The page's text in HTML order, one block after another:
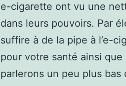
e-cigarette ont vu une
dans leurs pouvoirs. Par
suffire à de la pipe à l’e-
pour votre santé ainsi
parlerons un peu plus bas